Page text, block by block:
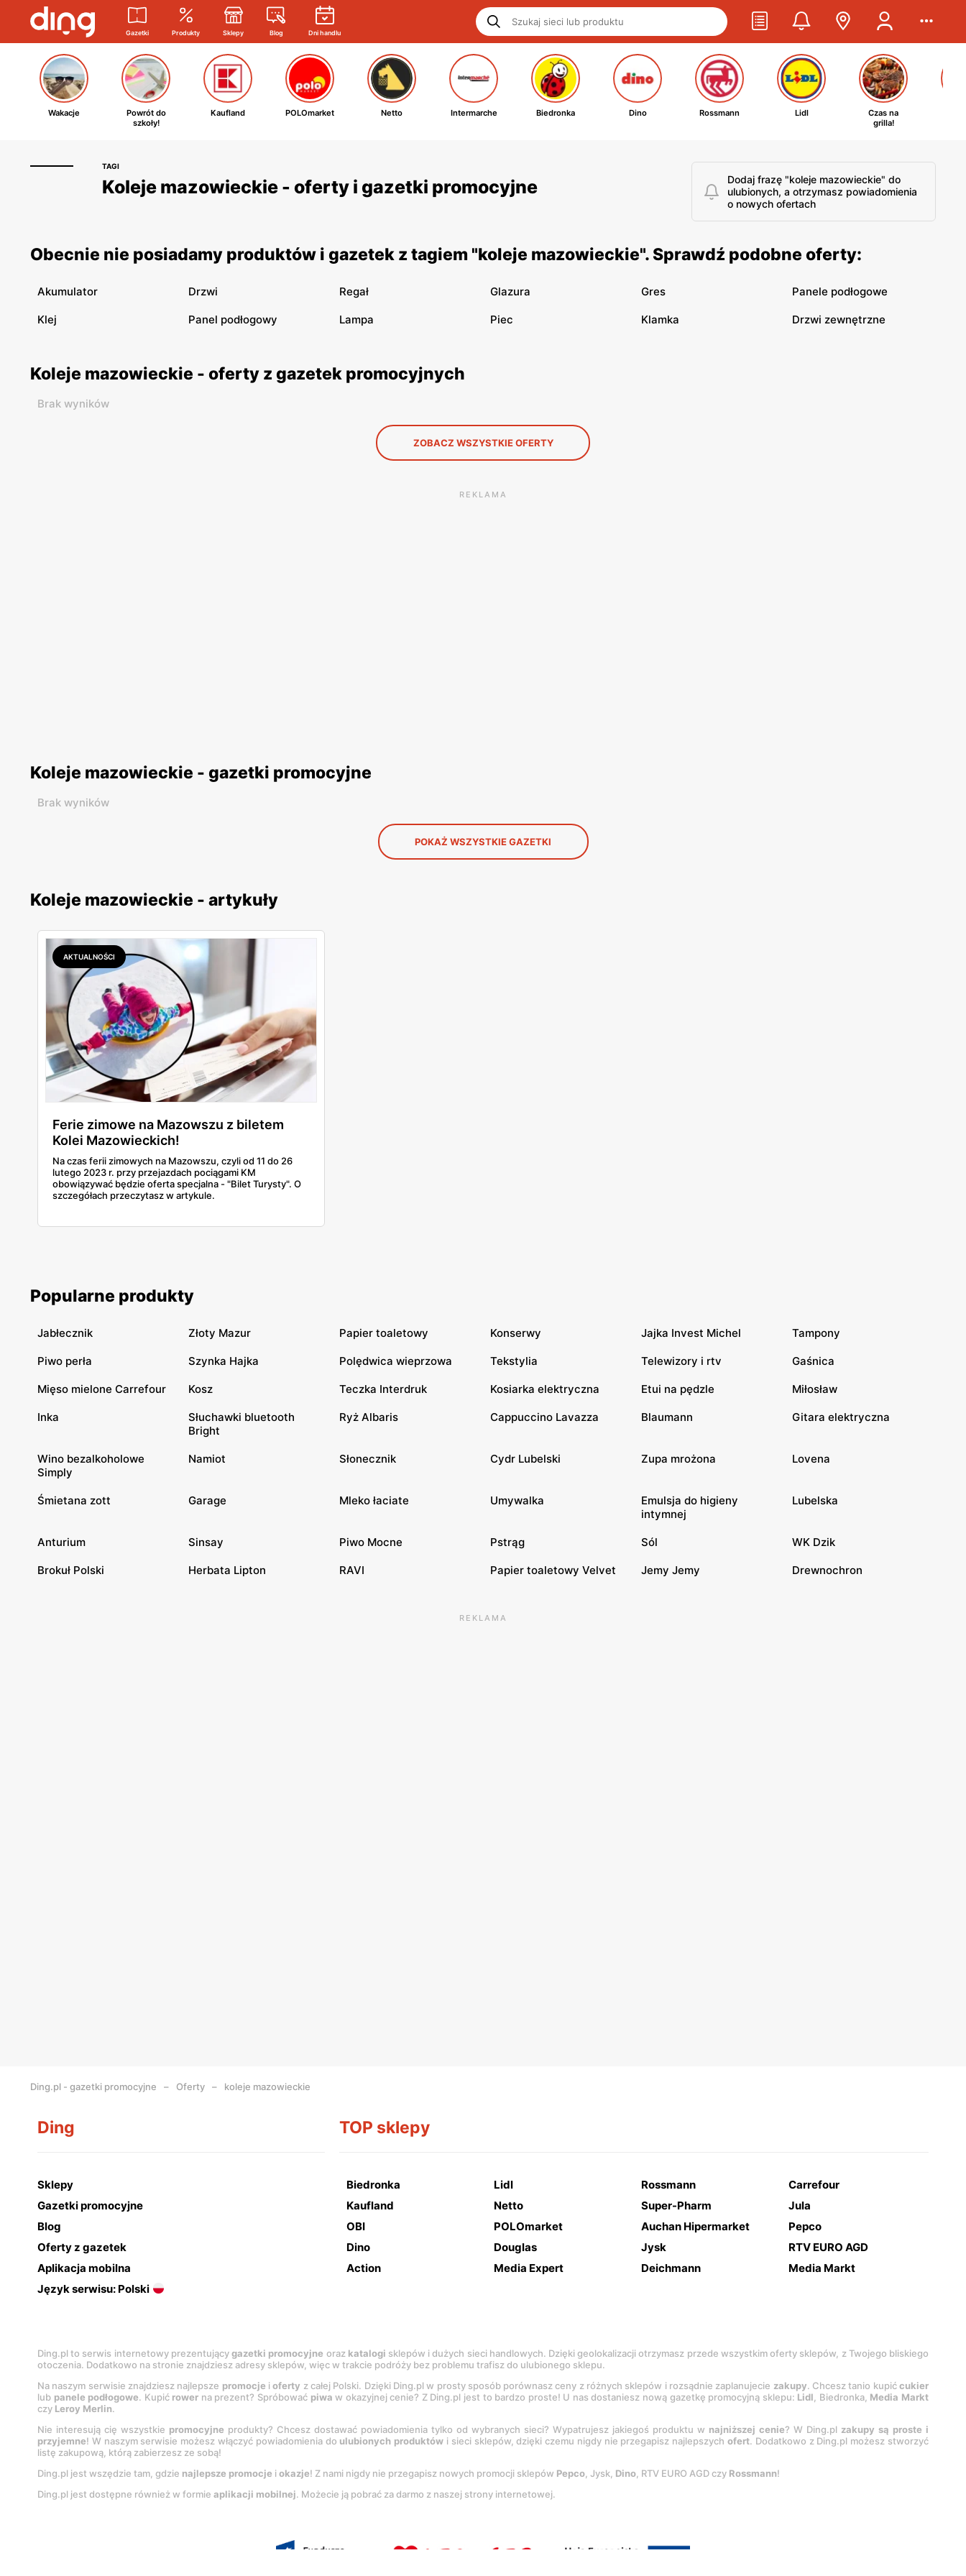
Gazetki Produkty Sklepy Blog Dni handlu
Wakacje
Powrót do
szkoły!
Kaufland POLOmarket Netto Intermarche Biedronka Dino Rossmann Lidl
Czas na
grilla!
TAGI
Koleje mazowieckie - oferty i gazetki promocyjne
Dodaj frazę "koleje mazowieckie" do
ulubionych, a otrzymasz powiadomienia
o nowych ofertach
Obecnie nie posiadamy produktów i gazetek z tagiem "koleje mazowieckie". Sprawdź podobne oferty:
Akumulator Drzwi Regał Glazura Gres Panele podłogowe
Klej Panel podłogowy Lampa Piec Klamka Drzwi zewnętrzne
Koleje mazowieckie - oferty z gazetek promocyjnych
Brak wyników
ZOBACZ WSZYSTKIE OFERTY
REKLAMA
Koleje mazowieckie - gazetki promocyjne
Brak wyników
POKAŻ WSZYSTKIE GAZETKI
Koleje mazowieckie - artykuły
AKTUALNOŚCI
Ferie zimowe na Mazowszu z biletem
Kolei Mazowieckich!
Na czas ferii zimowych na Mazowszu, czyli od 11 do 26
lutego 2023 r. przy przejazdach pociągami KM
obowiązywać będzie oferta specjalna - "Bilet Turysty". O
szczegółach przeczytasz w artykule.
Popularne produkty
Jabłecznik Złoty Mazur Papier toaletowy Konserwy Jajka Invest Michel Tampony
Piwo perła Szynka Hajka Polędwica wieprzowa Tekstylia Telewizory i rtv Gaśnica
Mięso mielone Carrefour Kosz Teczka Interdruk Kosiarka elektryczna Etui na pędzle Miłosław
Inka
Słuchawki bluetooth
Bright
Ryż Albaris Cappuccino Lavazza Blaumann Gitara elektryczna
Wino bezalkoholowe
Simply
Namiot Słonecznik Cydr Lubelski Zupa mrożona Lovena
Śmietana zott Garage Mleko łaciate Umywalka
Emulsja do higieny
intymnej
Lubelska
Anturium Sinsay Piwo Mocne Pstrąg Sól WK Dzik
Brokuł Polski Herbata Lipton RAVI Papier toaletowy Velvet Jemy Jemy Drewnochron
REKLAMA
Ding.pl - gazetki promocyjne Oferty koleje mazowieckie
Ding
Sklepy
Gazetki promocyjne
Blog
Oferty z gazetek
Aplikacja mobilna
Język serwisu: Polski
TOP sklepy
Biedronka Lidl Rossmann
Carrefour
Kaufland
Netto Super-Pharm
Jula
OBI
POLOmarket Auchan Hipermarket
Pepco
Dino
Douglas Jysk
RTV EURO AGD
Action
Media Expert Deichmann Media Markt
Ding.pl to serwis internetowy prezentującygazetki promocyjne oraz katalogi sklepów i dużych sieci handlowych. Dzięki geolokalizacji otrzymasz przede wszystkim oferty sklepów, z Twojego bliskiego
otoczenia. Dodatkowo na stronie znajdziesz adresy sklepów, więc w trakcie podróży bez problemu trafisz do ulubionego sklepu.
Na naszym serwisie znajdziesz najlepsze promocje ioferty z całej Polski. Dzięki Ding.pl w prosty sposób porównasz ceny z różnych sklepów i rozsądnie zaplanujecie zakupy. Chcesz tanio kupićcukier
lub panele podłogowe. Kupić rower na prezent? Spróbować piwa w okazyjnej cenie? Z Ding.pl jest to bardzo proste! U nas dostaniesz nową gazetkę promocyjną sklepu: Lidl, Biedronka, Media Markt
czy Leroy Merlin.
Nie interesują cię wszystkie promocyjne produkty? Chcesz dostawać powiadomienia tylko od wybranych sieci? Wypatrujesz jakiegoś produktu w najniższej cenie? W Ding.pl zakupy są proste i
przyjemne! W naszym serwisie możesz włączyć powiadomienia do ulubionych produktów i sieci sklepów, dzięki czemu nigdy nie przegapisz najlepszychofert. Dodatkowo z Ding.pl możesz stworzyć
listę zakupową, którą zabierzesz ze sobą!
Ding.pl jest wszędzie tam, gdzie najlepsze promocje i okazje! Z nami nigdy nie przegapisz nowych promocji sklepów Pepco, Jysk, Dino, RTV EURO AGD czy Rossmann!
Ding.pl jest dostępne również w formie aplikacji mobilnej. Możecie ją pobrać za darmo z naszej strony internetowej.